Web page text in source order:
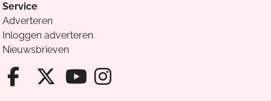
Service
Adverteren
Inloggen adverteren
Nieuwsbrieven
Facebook van Cvandaag
X van Cvandaag
Instagram van